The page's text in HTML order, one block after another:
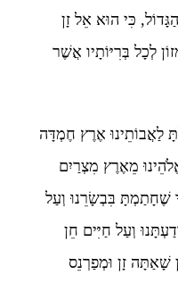
כִּי הוּא אֵל זָן
לְכָל בְּרִיּוֹתָיו אֲשֶׁר
לַאֲבוֹתֵינוּ אֶרֶץ חֶמְדָּה
מֵאֶרֶץ מִצְרַיִם
שֶׁחָתַמְתָּ בִּבְשָׂרֵנוּ וְעַל
וְעַל חַיִּים חֵן
שָׁאַתָּה זָן וּמְפַרְנֵס